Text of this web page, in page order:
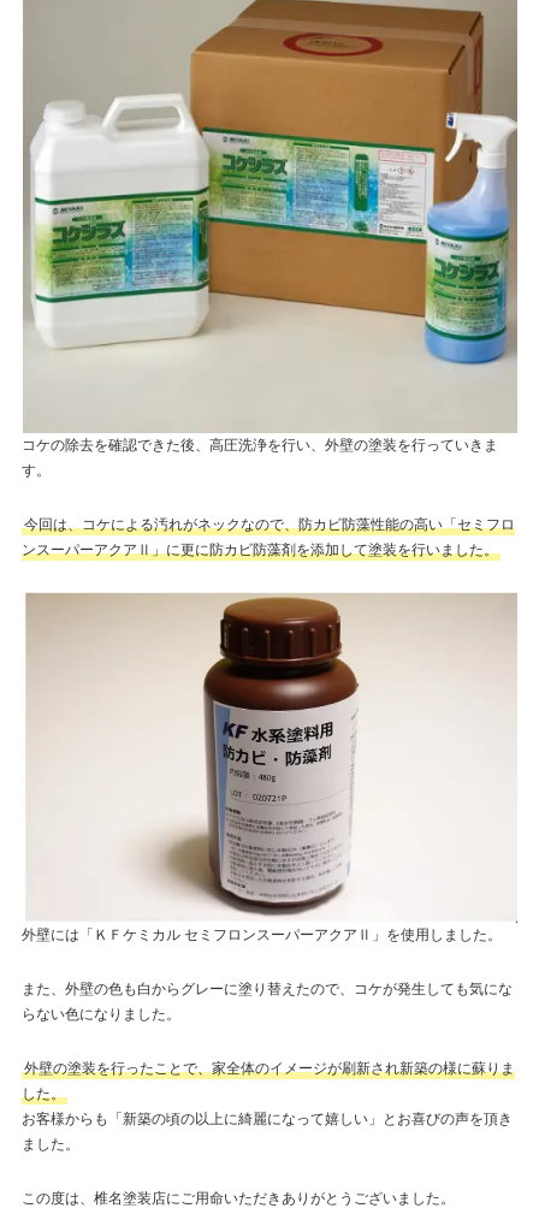
コケの除去を確認できた後、高圧洗浄を行い、外壁の塗装を行っていきま
す。
今回は、コケによる汚れがネックなので、防カビ防藻性能の高い「セミフロ
ンスーパーアクアⅡ」に更に防カビ防藻剤を添加して塗装を行いました。
外壁には「ＫＦケミカル セミフロンスーパーアクアⅡ」を使用しました。
また、外壁の色も白からグレーに塗り替えたので、コケが発生しても気にな
らない色になりました。
外壁の塗装を行ったことで、家全体のイメージが刷新され新築の様に蘇りま
した。
お客様からも「新築の頃の以上に綺麗になって嬉しい」とお喜びの声を頂き
ました。
この度は、椎名塗装店にご用命いただきありがとうございました。